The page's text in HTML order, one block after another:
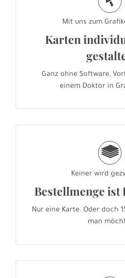
Mit uns zum
Karten
Ganz ohne Software,
einem Doktor in
g
Keiner wird
Bestellmenge
Nur eine Karte. Oder doch
man